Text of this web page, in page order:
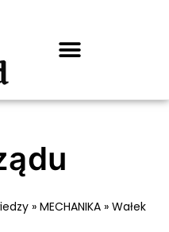
» MECHANIKA » Wałek